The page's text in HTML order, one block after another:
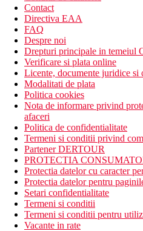
sezlonguri si umbrele
bar langa piscina
loc de joaca
Gratuit: WiFi in hol
Contra cost: WiFi in
Plaja
plaja cu nisip si
sezlonguri, umbrele si
Activitati sportive gratuite
tenis
Activitati sportive contra cost
fitness
inchiriere de biciclete in
sporturi nautice
Masa
All inclusive
Contact
Directiva EAA
FAQ
Despre noi
Drepturi principale in temeiul
Verificare si plata online
Licente, documente juridice si
Modalitati de plata
Politica cookies
Nota de informare privind
afaceri
Politica de confidentialitate
Termeni si conditii privind
Partener DERTOUR
PROTECTIA
Protectia datelor cu caracter
Protectia datelor pentru
Setari confidentialitate
Termeni si conditii
Termeni si conditii pentru
Vacante in rate